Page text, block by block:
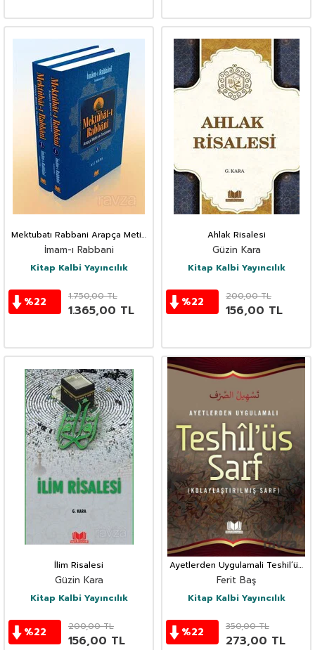
Mektubatı Rabbani Arapça Metin
ve Tercümesi (2 Cilt Takım)
İmam-ı Rabbani
Kitap Kalbi Yayıncılık
%22 1.750,00TL
1.365,00 TL
Ahlak Risalesi
Güzin Kara
Kitap Kalbi Yayıncılık
%22 200,00TL
156,00 TL
İlim Risalesi
Güzin Kara
Kitap Kalbi Yayıncılık
%22 200,00TL
156,00 TL
Ayetlerden Uygulamali Teshil’üs
Sarf (Kolaylastirilmis Sarf)
Ferit Baş
Kitap Kalbi Yayıncılık
%22 350,00TL
273,00 TL